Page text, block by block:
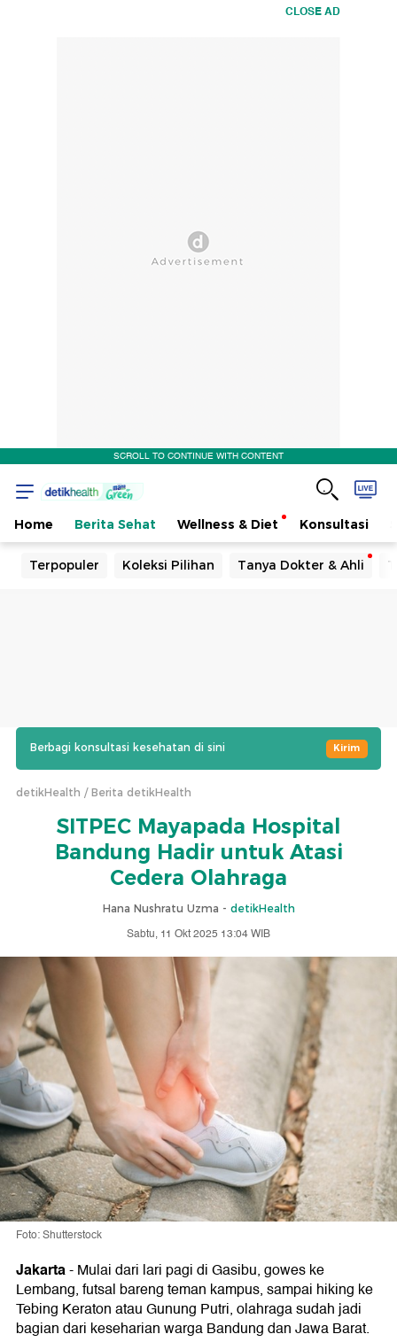
CLOSE AD
SCROLL TO CONTINUE WITH CONTENT
Home Berita Sehat Wellness & Diet Konsultasi
Terpopuler Koleksi Pilihan Tanya Dokter & Ahli
Berbagi konsultasi kesehatan di sini Kirim
detikHealth Berita detikHealth
SITPEC Mayapada Hospital
Bandung Hadir untuk Atasi
Cedera Olahraga
Hana Nushratu Uzma - detikHealth
Sabtu, 11 Okt 2025 13:04 WIB
Foto: Shutterstock
Jakarta-Mulai dari lari pagi di Gasibu, gowes ke
Lembang, futsal bareng teman kampus, sampai hiking ke
Tebing Keraton atau Gunung Putri, olahraga sudah jadi
bagian dari keseharian warga Bandung dan Jawa Barat.